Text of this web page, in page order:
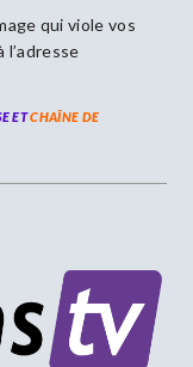
qui viole vos
l’adresse
ETCHAÎNE DE